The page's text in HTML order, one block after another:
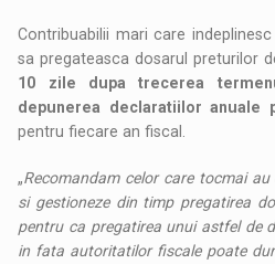
Contribuabilii mari care
sa pregateasca dosarul preturilor
10 zile dupa trecerea
depunerea declaratiilor anuale
pentru fiecare an fiscal.
„Recomandam celor care tocmai
si gestioneze din timp pregatirea
pentru ca pregatirea unui astfel de
in fata autoritatilor fiscale poate